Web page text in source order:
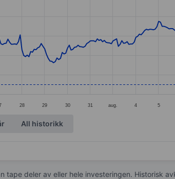
28 29 30 31 aug. 4 5
All historikk
deler av eller hele investeringen. Historisk